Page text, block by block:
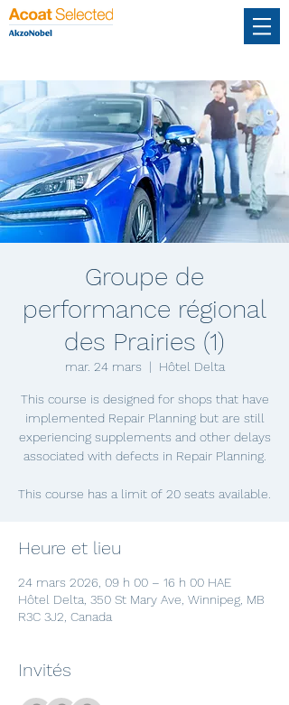
Groupe de
performance régional
des Prairies (1)
mar. 24 mars
  |
Hôtel Delta
This course is designed for shops that have
implemented Repair Planning but are still
experiencing supplements and other delays
associated with defects in Repair Planning.
This course has a limit of 20 seats available.
Heure et lieu
24 mars 2026, 09 h 00 – 16 h 00 HAE
Hôtel Delta, 350 St Mary Ave, Winnipeg, MB
R3C 3J2, Canada
Invités